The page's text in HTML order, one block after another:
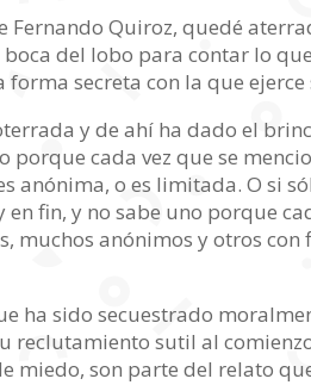
Fernando Quiroz, quedé
del lobo para contar lo
secreta con la que ejerce
y de ahí ha dado el
cada vez que se
anónima, o es limitada. O si
fin, y no sabe uno porque
muchos anónimos y otros con
ha sido secuestrado
reclutamiento sutil al
miedo, son parte del relato